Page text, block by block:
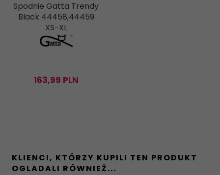
Spodnie Gatta Trendy
Black 44458,44459
XS-XL
163,99 PLN
KLIENCI, KTÓRZY KUPILI TEN PRODUKT
OGLADALI RÓWNIEŻ...